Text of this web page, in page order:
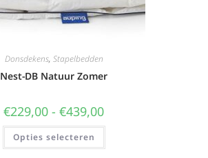
Donsdekens, Stapelbedden
Nest-DB Natuur Zomer
€229,00 - €439,00
Opties selecteren